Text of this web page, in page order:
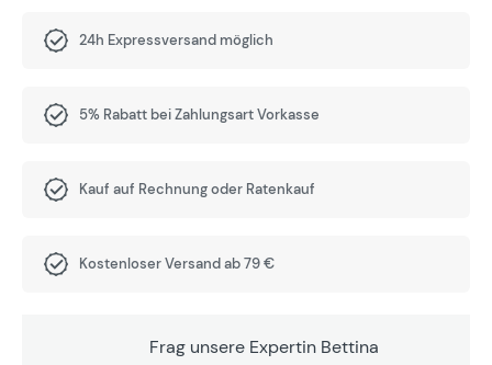
24h Expressversand möglich
5% Rabatt bei Zahlungsart Vorkasse
Kauf auf Rechnung oder Ratenkauf
Kostenloser Versand ab 79 €
Frag unsere Expertin Bettina